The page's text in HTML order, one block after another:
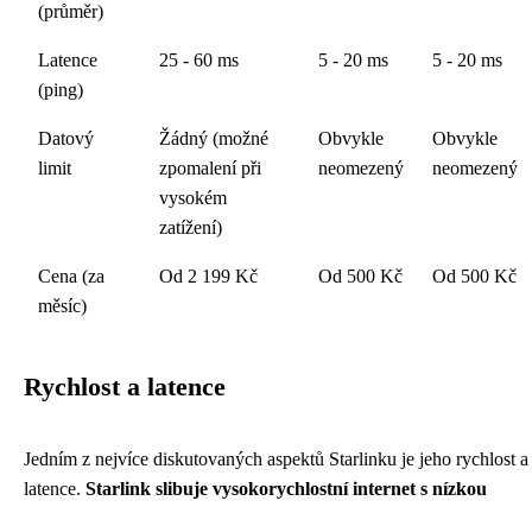
(průměr)
Latence
(ping)
25 - 60 ms 5 - 20 ms 5 - 20 ms
Datový
limit
Žádný (možné
zpomalení při
vysokém
zatížení)
Obvykle
neomezený
Obvykle
neomezený
Cena (za
měsíc)
Od 2 199 Kč Od 500 Kč Od 500 Kč
Rychlost a latence
Jedním z nejvíce diskutovaných aspektů Starlinku je jeho rychlost a
latence. Starlink slibuje vysokorychlostní internet s nízkou